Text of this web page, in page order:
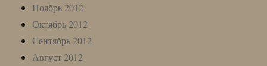
Ноябрь 2012
Октябрь 2012
Сентябрь 2012
Август 2012